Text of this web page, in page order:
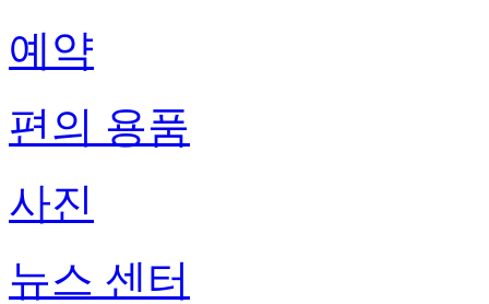
예약
편의 용품
사진
뉴스 센터